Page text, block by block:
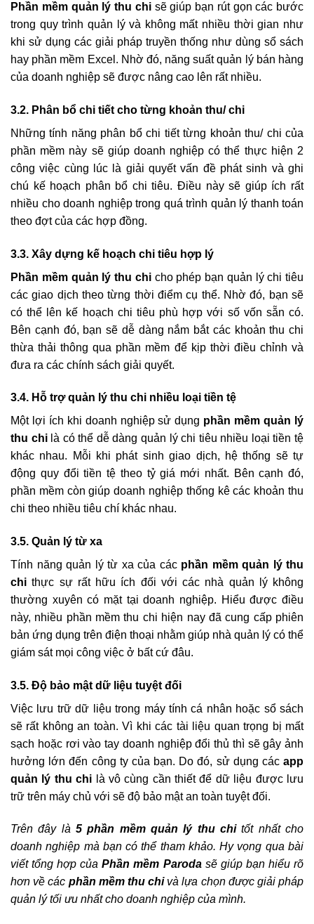
Phần mềm quản lý thu chisẽ giúp bạn rút gọn các bước
trong quy trình quản lý và không mất nhiều thời gian như
khi sử dụng các giải pháp truyền thống như dùng sổ sách
hay phần mềm Excel. Nhờ đó, năng suất quản lý bán hàng
của doanh nghiệp sẽ được nâng cao lên rất nhiều.
3.2. Phân bổ chi tiết cho từng khoản thu/ chi
Những tính năng phân bổ chi tiết từng khoản thu/ chi của
phần mềm này sẽ giúp doanh nghiệp có thể thực hiện 2
công việc cùng lúc là giải quyết vấn đề phát sinh và ghi
chú kế hoạch phân bổ chi tiêu. Điều này sẽ giúp ích rất
nhiều cho doanh nghiệp trong quá trình quản lý thanh toán
theo đợt của các hợp đồng.
3.3. Xây dựng kế hoạch chi tiêu hợp lý
Phần mềm quản lý thu chicho phép bạn quản lý chi tiêu
các giao dịch theo từng thời điểm cụ thể. Nhờ đó, bạn sẽ
có thể lên kế hoạch chi tiêu phù hợp với số vốn sẵn có.
Bên cạnh đó, bạn sẽ dễ dàng nắm bắt các khoản thu chi
thừa thải thông qua phần mềm để kịp thời điều chỉnh và
đưa ra các chính sách giải quyết.
3.4. Hỗ trợ quản lý thu chi nhiều loại tiền tệ
Một lợi ích khi doanh nghiệp sử dụng phần mềm quản lý
thu chilà có thể dễ dàng quản lý chi tiêu nhiều loại tiền tệ
khác nhau. Mỗi khi phát sinh giao dịch, hệ thống sẽ tự
động quy đổi tiền tệ theo tỷ giá mới nhất. Bên cạnh đó,
phần mềm còn giúp doanh nghiệp thống kê các khoản thu
chi theo nhiều tiêu chí khác nhau.
3.5. Quản lý từ xa
Tính năng quản lý từ xa của các phần mềm quản lý thu
chi thực sự rất hữu ích đối với các nhà quản lý không
thường xuyên có mặt tại doanh nghiệp. Hiểu được điều
này, nhiều phần mềm thu chi hiện nay đã cung cấp phiên
bản ứng dụng trên điện thoại nhằm giúp nhà quản lý có thể
giám sát mọi công việc ở bất cứ đâu.
3.5. Độ bảo mật dữ liệu tuyệt đối
Việc lưu trữ dữ liệu trong máy tính cá nhân hoặc sổ sách
sẽ rất không an toàn. Vì khi các tài liệu quan trọng bị mất
sạch hoặc rơi vào tay doanh nghiệp đổi thủ thì sẽ gây ảnh
hưởng lớn đến công ty của bạn. Do đó, sử dụng các app
quản lý thu chi là vô cùng cần thiết để dữ liệu được lưu
trữ trên máy chủ với sẽ độ bảo mật an toàn tuyệt đối.
Trên đây là 5 phần mềm quản lý thu chitốt nhất cho
doanh nghiệp mà bạn có thể tham khảo. Hy vọng qua bài
viết tổng hợp củaPhần mềm Parodasẽ giúp bạn hiểu rõ
hơn về các phần mềm thu chivà lựa chọn được giải pháp
quản lý tối ưu nhất cho doanh nghiệp của mình.